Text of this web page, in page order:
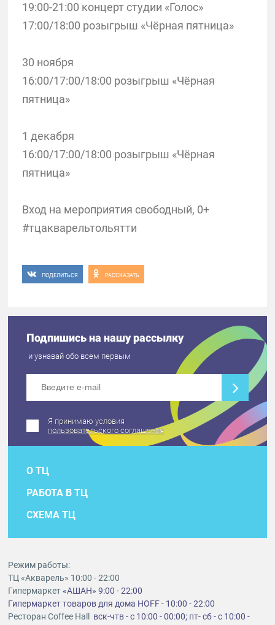
19:00-21:00 концерт студии «Голос»
17:00/18:00 розыгрыш «Чёрная пятница»
30 ноября
16:00/17:00/18:00 розыгрыш «Чёрная
пятница»
1 декабря
16:00/17:00/18:00 розыгрыш «Чёрная
пятница»
Вход на мероприятия свободный, 0+
#тцакварельтольятти
ПОДЕЛИТЬСЯ РАССКАЗАТЬ
Подпишись на нашу рассылку
и узнавай обо всем первым
Я принимаю условия
пользовательского соглашения
О ТЦ
РАБОТА В ТЦ
СХЕМА ТЦ
Режим работы:
ТЦ «Акварель» 10:00 - 22:00
Гипермаркет«АШАН» 9:00 - 22:00
Гипермаркет товаров для дома HOFF - 10:00 - 22:00
Ресторан Coffee Hall вск-чтв - с 10:00 - 00:00; пт- сб - с 10:00 -